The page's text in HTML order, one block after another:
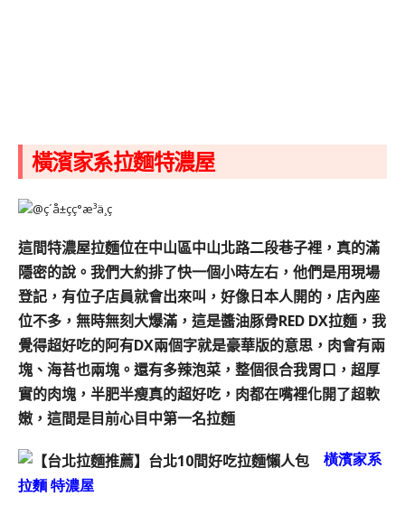
橫濱家系拉麵特濃屋
這間特濃屋拉麵位在中山區中山北路二段巷子裡，真的滿
隱密的說。 我們大約排了快一個小時左右，他們是用現場
登記，有位子店員就會出來叫，好像日本人開的，店內座
位不多，無時無刻大爆滿， 這是醬油豚骨RED DX拉麵，我
覺得超好吃的阿有DX兩個字就是豪華版的意思，肉會有兩
塊、海苔也兩塊。 還有多辣泡菜，整個很合我胃口，超厚
實的肉塊，半肥半瘦真的超好吃，肉都在嘴裡化開了超軟
嫩，這間是目前心目中第一名拉麵
橫濱家系
拉麵 特濃屋